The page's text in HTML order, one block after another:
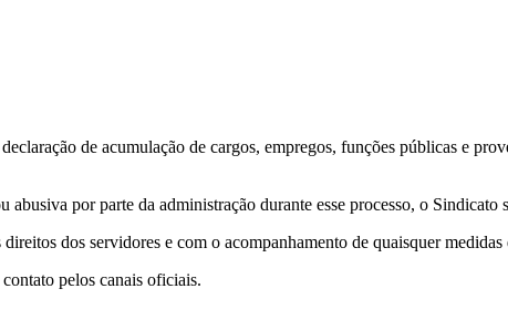
de acumulação de cargos, empregos, funções públicas e
por parte da administração durante esse processo, o Sindicato
dos servidores e com o acompanhamento de quaisquer
pelos canais oficiais.